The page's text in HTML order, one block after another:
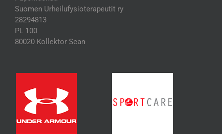
Suomen Urheilufysioterapeutit ry
28294813
PL 100
80020 Kollektor Scan